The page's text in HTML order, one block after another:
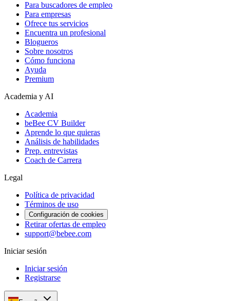
Para buscadores de empleo
Para empresas
Ofrece tus servicios
Encuentra un profesional
Blogueros
Sobre nosotros
Cómo funciona
Ayuda
Premium
Academia y AI
Academia
beBee CV Builder
Aprende lo que quieras
Análisis de habilidades
Prep. entrevistas
Coach de Carrera
Legal
Política de privacidad
Términos de uso
Configuración de cookies
Retirar ofertas de empleo
support@bebee.com
Iniciar sesión
Iniciar sesión
Registrarse